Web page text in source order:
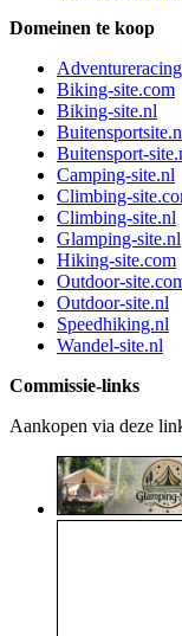
Domeinen te koop
Biking-site.com
Biking-site.nl
Buitensport-
Camping-site.nl
Climbing-
Climbing-site.nl
Glamping-site.nl
Hiking-site.com
Outdoor-
Outdoor-site.nl
Speedhiking.nl
Wandel-site.nl
Commissie-links
Aankopen via deze